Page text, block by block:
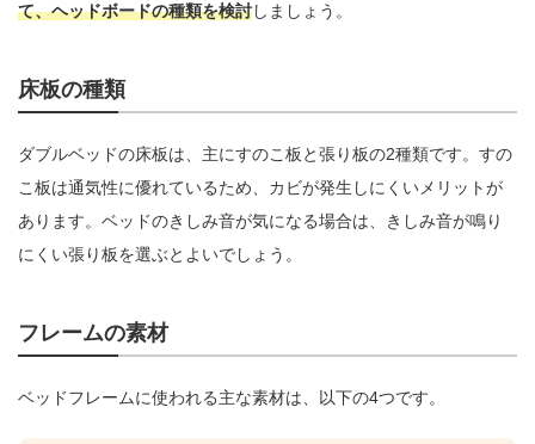
て、ヘッドボードの種類を検討しましょう。
床板の種類
ダブルベッドの床板は、主にすのこ板と張り板の2種類です。すの
こ板は通気性に優れているため、カビが発生しにくいメリットが
あります。ベッドのきしみ音が気になる場合は、きしみ音が鳴り
にくい張り板を選ぶとよいでしょう。
フレームの素材
ベッドフレームに使われる主な素材は、以下の4つです。